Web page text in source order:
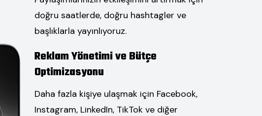
doğru saatlerde, doğru hashtagler ve
başlıklarla yayınlıyoruz.
Reklam Yönetimi ve Bütçe
Optimizasyonu
Daha fazla kişiye ulaşmak için Facebook,
Instagram, LinkedIn, TikTok ve diğer